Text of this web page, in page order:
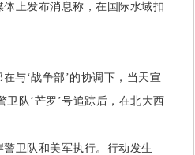
上发布消息称，在国际水域扣
与‘战争部’的协调下，当天宣
队‘芒罗’号追踪后，在北大西
卫队和美军执行。行动发生